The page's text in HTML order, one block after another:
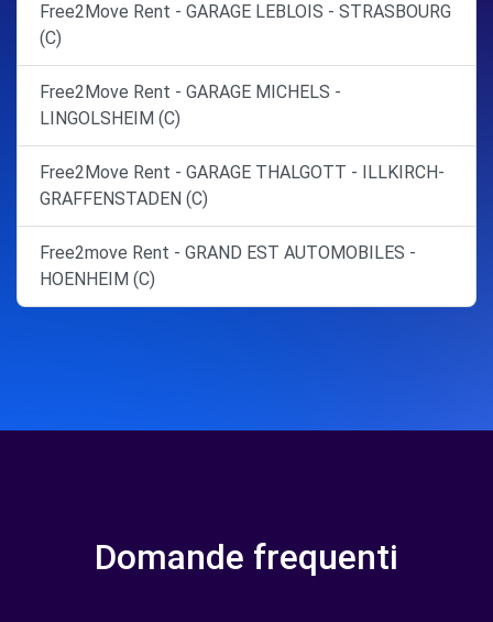
Free2Move Rent - GARAGE LEBLOIS - STRASBOURG
(C)
Free2Move Rent - GARAGE MICHELS -
LINGOLSHEIM (C)
Free2Move Rent - GARAGE THALGOTT - ILLKIRCH-
GRAFFENSTADEN (C)
Free2move Rent - GRAND EST AUTOMOBILES -
HOENHEIM (C)
Domande frequenti